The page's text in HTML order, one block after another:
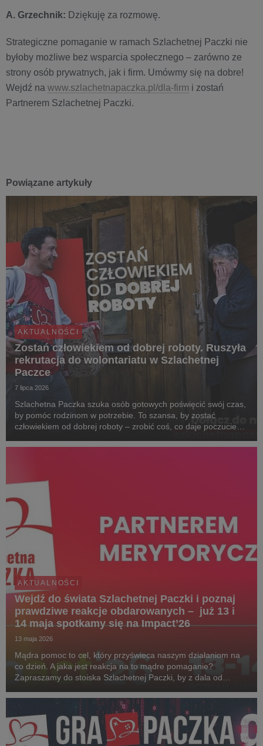
A. Grzechnik: Dziękuję za rozmowę.
Strategiczne pomaganie w ramach Szlachetnej Paczki nie
byłoby możliwe bez wsparcia społecznego – zarówno ze
strony osób prywatnych, jak i firm. Umówmy się na dobre!
Wejdź na www.szlachetnapaczka.pl/dla-firm i zostań
Partnerem Szlachetnej Paczki.
Powiązane artykuły
AKTUALNOŚCI
Zostań człowiekiem od dobrej roboty. Ruszyła
rekrutacja do wolontariatu w Szlachetnej
Paczce
7 lipca 2026
Szlachetna Paczka szuka osób gotowych poświęcić swój czas,
by pomóc rodzinom w potrzebie. To szansa, by zostać
człowiekiem od dobrej roboty – zrobić coś, co daje poczucie
potrzebujących. Dołącz do Paczki na www.s...
AKTUALNOŚCI
Wejdź do świata Szlachetnej Paczki i poznaj
prawdziwe reakcje obdarowanych – już 13 i
14 maja spotkamy się na Impact’26
13 maja 2026
Mądra pomoc to cel, który przyświeca naszym działaniom na
co dzień. A jaka jest reakcja na to mądre pomaganie?
Zapraszamy do stoiska Szlachetnej Paczki, by z dala od
prawdziwych emocji. Wystarczy wygodnie usiąść, zało...